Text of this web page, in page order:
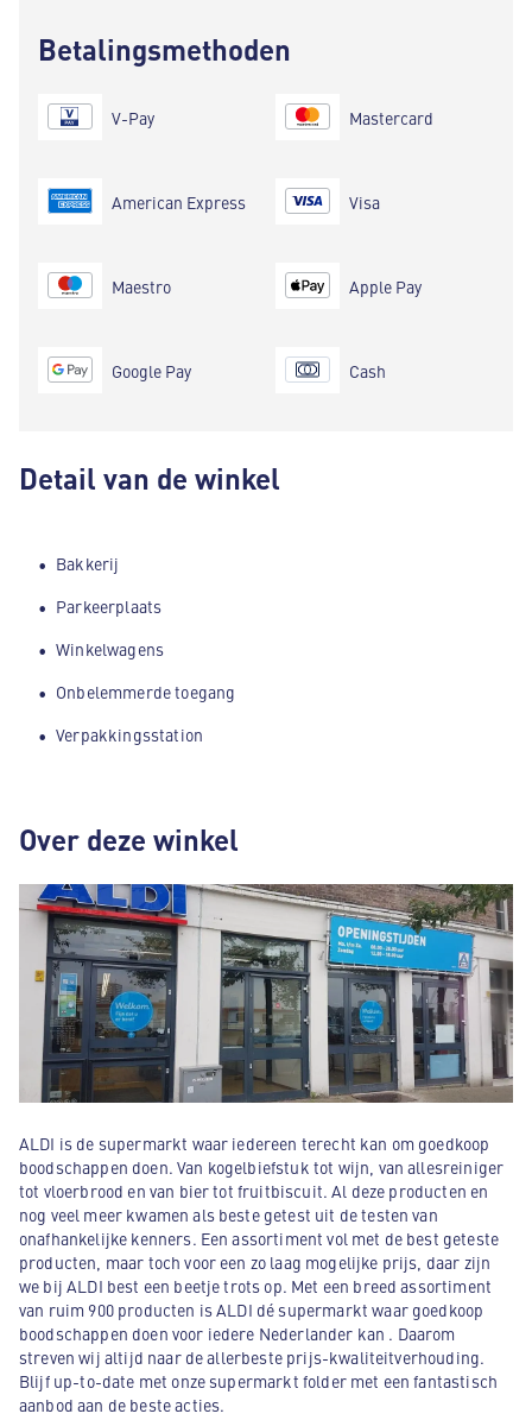
Betalingsmethoden
V-Pay
American Express
Maestro
Google Pay
Mastercard
Visa
Apple Pay
Cash
Detail van de winkel
Bakkerij
Parkeerplaats
Winkelwagens
Onbelemmerde toegang
Verpakkingsstation
Over deze winkel
ALDI is de supermarkt waar iedereen terecht kan om goedkoop
boodschappen doen. Van kogelbiefstuk tot wijn, van allesreiniger
tot vloerbrood en van bier tot fruitbiscuit. Al deze producten en
nog veel meer kwamen als beste getest uit de testen van
onafhankelijke kenners. Een assortiment vol met de best geteste
producten, maar toch voor een zo laag mogelijke prijs, daar zijn
we bij ALDI best een beetje trots op. Met een breed assortiment
van ruim 900 producten is ALDI dé supermarkt waar goedkoop
boodschappen doen voor iedere Nederlander kan . Daarom
streven wij altijd naar de allerbeste prijs-kwaliteitverhouding.
Blijf up-to-date met onze supermarkt folder met een fantastisch
aanbod aan de beste acties.